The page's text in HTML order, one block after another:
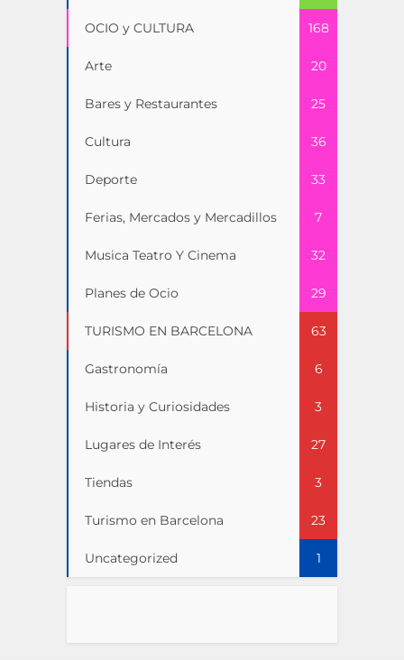
OCIO y CULTURA 168
Arte 20
Bares y Restaurantes 25
Cultura 36
Deporte 33
Ferias, Mercados y Mercadillos 7
Musica Teatro Y Cinema 32
Planes de Ocio 29
TURISMO EN BARCELONA 63
Gastronomía 6
Historia y Curiosidades 3
Lugares de Interés 27
Tiendas 3
Turismo en Barcelona 23
Uncategorized 1